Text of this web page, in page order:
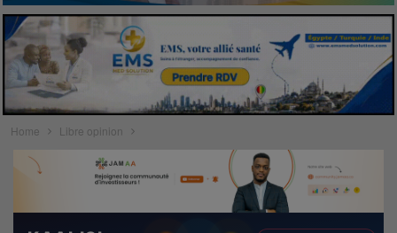
Home Libre opinion